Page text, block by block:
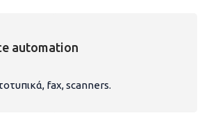
automation
fax, scanners.